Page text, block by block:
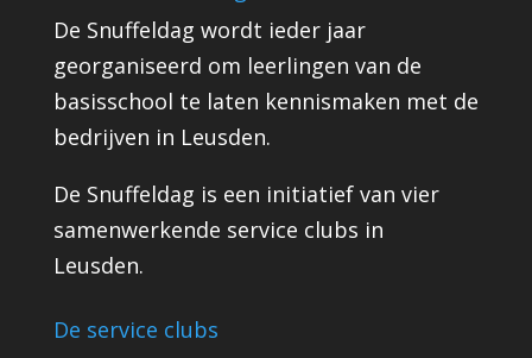
De Snuffeldag wordt ieder jaar
georganiseerd om leerlingen van de
basisschool te laten kennismaken met de
bedrijven in Leusden.
De Snuffeldag is een initiatief van vier
samenwerkende service clubs in
Leusden.
De service clubs